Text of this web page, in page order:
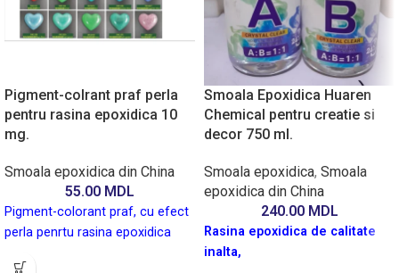
Pigment-colrant praf perla
pentru rasina epoxidica 10
mg.
Smoala epoxidica din China
55.00 MDL
Pigment-colorant praf, cu efect
perla penrtu rasina epoxidica
Smoala Epoxidica Huaren
Chemical pentru creatie si
decor 750 ml.
Smoala epoxidica, Smoala
epoxidica din China
240.00 MDL
Rasina epoxidica de calitate
inalta,